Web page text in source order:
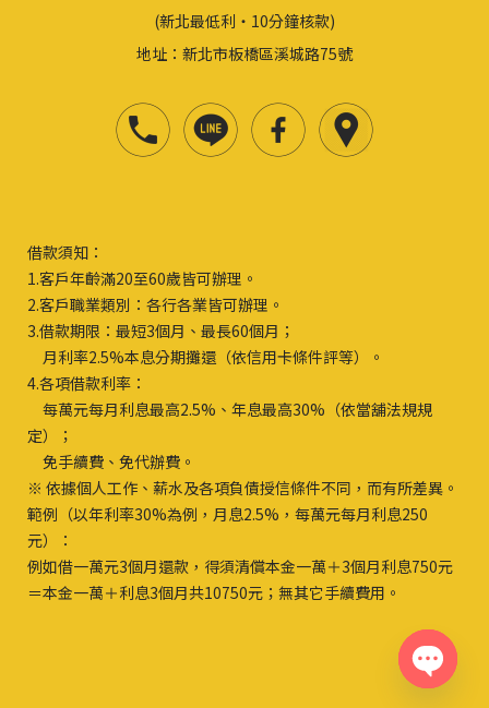
(新北最低利‧10分鐘核款)
地址：新北市板橋區溪城路75號
借款須知：
1.客戶年齡滿20至60歲皆可辦理。
2.客戶職業類別：各行各業皆可辦理。
3.借款期限：最短3個月、最長60個月；
月利率2.5%本息分期攤還（依信用卡條件評等）。
4.各項借款利率：
每萬元每月利息最高2.5%、年息最高30%（依當舖法規規
定）；
免手續費、免代辦費。
※ 依據個人工作、薪水及各項負債授信條件不同，而有所差異。
範例（以年利率30%為例，月息2.5%，每萬元每月利息250
元）：
例如借一萬元3個月還款，得須清償本金一萬＋3個月利息750元
＝本金一萬＋利息3個月共10750元；無其它手續費用。